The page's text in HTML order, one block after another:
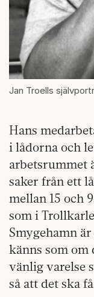
Jan Troells
Hans
i lådorna och
arbetsrummet
saker från ett
mellan 15 och
som i
Smygehamn
känns som om
vänlig varelse
så att det ska